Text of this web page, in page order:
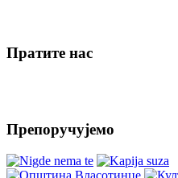
Пратите нас
Препоручујемо